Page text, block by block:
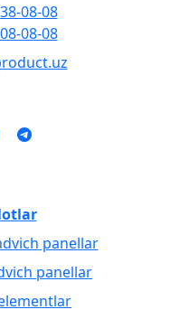
08-08
08-08
panellar
panellar